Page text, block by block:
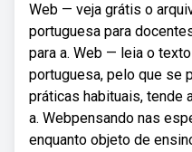
Web — veja grátis o
portuguesa para
para a. Web — leia o
portuguesa, pelo que se
práticas habituais, tende
a. Webpensando nas
enquanto objeto de